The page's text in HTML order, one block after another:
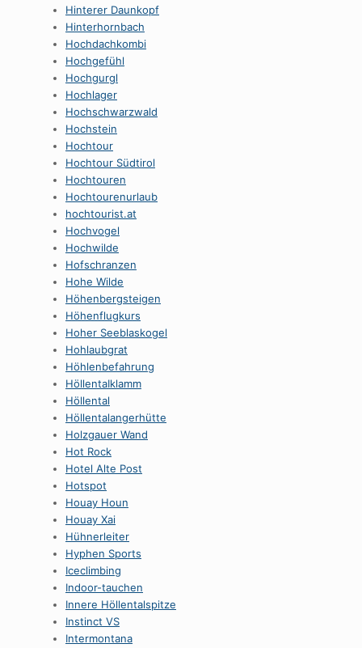
Hinterer Daunkopf
Hinterhornbach
Hochdachkombi
Hochgefühl
Hochgurgl
Hochlager
Hochschwarzwald
Hochstein
Hochtour
Hochtour Südtirol
Hochtouren
Hochtourenurlaub
hochtourist.at
Hochvogel
Hochwilde
Hofschranzen
Hohe Wilde
Höhenbergsteigen
Höhenflugkurs
Hoher Seeblaskogel
Hohlaubgrat
Höhlenbefahrung
HöllentaIklamm
Höllental
Höllentalangerhütte
Holzgauer Wand
Hot Rock
Hotel Alte Post
Hotspot
Houay Houn
Houay Xai
Hühnerleiter
Hyphen Sports
Iceclimbing
Indoor-tauchen
Innere Höllentalspitze
Instinct VS
Intermontana